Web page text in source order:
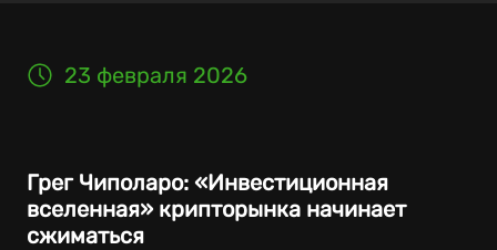
23 февраля 2026
Грег Чиполаро: «Инвестиционная
вселенная» крипторынка начинает
сжиматься